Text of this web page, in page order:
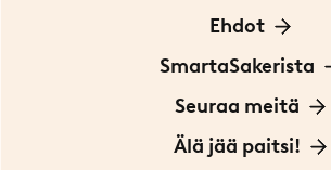
Ota yhteyttä
Ehdot
Tietoa evästeistä
Yksityisyydensuoja
Sopimusehdot
SmartaSakerista
Meistä
Myymälä Tukholmassa
Seuraa meitä
Innovaattoriblogi
Älä jää paitsi!